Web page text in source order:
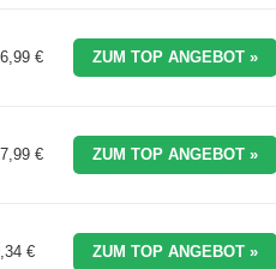
€ ZUM TOP ANGEBOT »
€ ZUM TOP ANGEBOT »
€ ZUM TOP ANGEBOT »